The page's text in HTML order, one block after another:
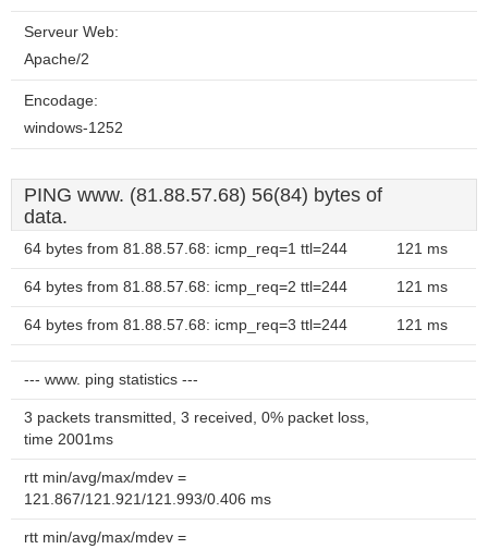
Serveur Web:
Apache/2
Encodage:
windows-1252
PING www. (81.88.57.68) 56(84) bytes of
data.
64 bytes from 81.88.57.68: icmp_req=1 ttl=244 121 ms
64 bytes from 81.88.57.68: icmp_req=2 ttl=244 121 ms
64 bytes from 81.88.57.68: icmp_req=3 ttl=244 121 ms
--- www. ping statistics ---
3 packets transmitted, 3 received, 0% packet loss,
time 2001ms
rtt min/avg/max/mdev =
121.867/121.921/121.993/0.406 ms
rtt min/avg/max/mdev =